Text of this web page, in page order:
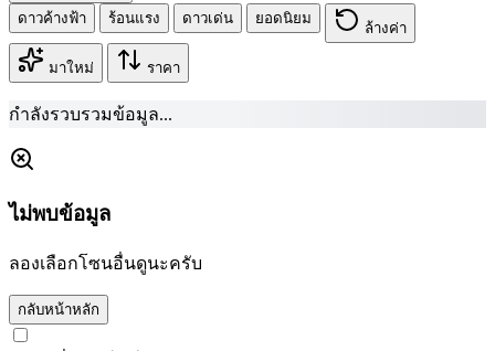
ดาวค้างฟ้า
ร้อนแรง ดาวเด่น ยอดนิยม
ล้างค่า
มาใหม่ ราคา
กำลังรวบรวมข้อมูล...
ไม่พบข้อมูล
ลองเลือกโซนอื่นดูนะครับ
กลับหน้าหลัก